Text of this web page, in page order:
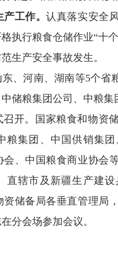
产工作。认真落实安全
执行粮食仓储作业“十
生产安全事故发生。
、河南、湖南等5个省
储粮集团公司、中粮集
召开。国家粮食和物资
粮集团、中国供销集
会、中国粮食商业协会
直辖市及新疆生产建
资储备局各垂直管理局
分会场参加会议。